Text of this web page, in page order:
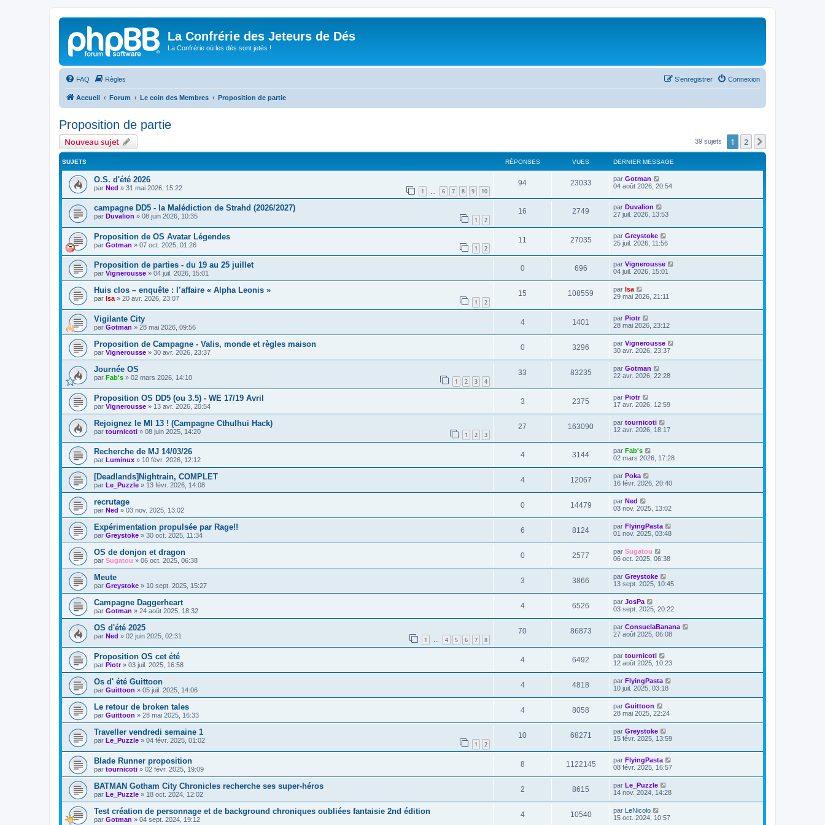
La Confrérie des Jeteurs de Dés
La Confrérie où les dés sont jetés !
FAQ Règles Connexion
S’enregistrer
Accueil Forum Le coin des Membres Proposition de partie
Proposition de partie
Nouveau sujet 39 sujets 1 2
SUJETS RÉPONSES VUES DERNIER MESSAGE
O.S. d'été 2026
par Ned » 31 mai 2026, 15:22 1 6 7 8 9 10
94 23033 par Gotman
04 août 2026, 20:54
campagne DD5 - la Malédiction de Strahd (2026/2027)
par Duvalion » 08 juin 2026, 10:35 1 2
16 2749 par Duvalion
27 juil. 2026, 13:53
Proposition de OS Avatar Légendes
par Gotman » 07 oct. 2025, 01:26 1 2
11 27035 par Greystoke
25 juil. 2026, 11:56
Proposition de parties - du 19 au 25 juillet
par Vignerousse » 04 juil. 2026, 15:01
0 696 par Vignerousse
04 juil. 2026, 15:01
Huis clos – enquête : l’affaire « Alpha Leonis »
par Isa» 20 avr. 2026, 23:07 1 2
15 108559 par Isa
29 mai 2026, 21:11
Vigilante City
par Gotman » 28 mai 2026, 09:56
4 1401 par Piotr
28 mai 2026, 23:12
Proposition de Campagne - Valis, monde et règles maison
par Vignerousse » 30 avr. 2026, 23:37
0 3296 par Vignerousse
30 avr. 2026, 23:37
Journée OS
par Fab's » 02 mars 2026, 14:10 1 2 3 4
33 83235 par Gotman
22 avr. 2026, 22:28
Proposition OS DD5 (ou 3.5) - WE 17/19 Avril
par Vignerousse » 13 avr. 2026, 20:54
3 2375 par Piotr
17 avr. 2026, 12:59
Rejoignez le MI 13 ! (Campagne Cthulhui Hack)
par tournicoti » 08 juin 2025, 14:20 1 2 3
27 163090 par tournicoti
12 avr. 2026, 18:17
Recherche de MJ 14/03/26
par Luminux » 10 févr. 2026, 12:12
4 3144 par Fab's
02 mars 2026, 17:28
[Deadlands]Nightrain, COMPLET
par Le_Puzzle » 13 févr. 2026, 14:08
4 12067 par Poka
16 févr. 2026, 20:40
recrutage
par Ned » 03 nov. 2025, 13:02
0 14479 par Ned
03 nov. 2025, 13:02
Expérimentation propulsée par Rage!!
par Greystoke » 30 oct. 2025, 11:34
6 8124 par FlyingPasta
01 nov. 2025, 03:48
OS de donjon et dragon
par Sugatou » 06 oct. 2025, 06:38
0 2577 par Sugatou
06 oct. 2025, 06:38
Meute
par Greystoke » 10 sept. 2025, 15:27
3 3866 par Greystoke
13 sept. 2025, 10:45
Campagne Daggerheart
par Gotman » 24 août 2025, 18:32
4 6526 par JosPa
03 sept. 2025, 20:22
OS d'été 2025
par Ned » 02 juin 2025, 02:31 1 … 4 5 6 7 8
70 86873 par ConsuelaBanana
27 août 2025, 06:08
Proposition OS cet été
par Piotr» 03 juil. 2025, 16:58
4 6492 par tournicoti
12 août 2025, 10:23
Os d' été Guittoon
par Guittoon » 05 juil. 2025, 14:06
4 4818 par FlyingPasta
10 juil. 2025, 03:18
Le retour de broken tales
par Guittoon » 28 mai 2025, 16:33
4 8058 par Guittoon
28 mai 2025, 22:24
Traveller vendredi semaine 1
par Le_Puzzle » 04 févr. 2025, 01:02 1 2
10 68271 par Greystoke
15 févr. 2025, 13:59
Blade Runner proposition
par tournicoti » 02 févr. 2025, 19:09
8 1122145 par FlyingPasta
08 févr. 2025, 16:57
BATMAN Gotham City Chronicles recherche ses super-héros
par Le_Puzzle » 18 oct. 2024, 12:02
2 8615 par Le_Puzzle
14 nov. 2024, 14:28
Test création de personnage et de background chroniques oubliées fantaisie 2nd édition
par Gotman » 04 sept. 2024, 19:12
4 10540 par LeNicolo
15 oct. 2024, 10:57